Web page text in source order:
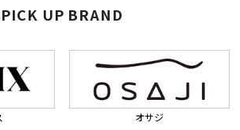
PICK UP BRAND
オサジ